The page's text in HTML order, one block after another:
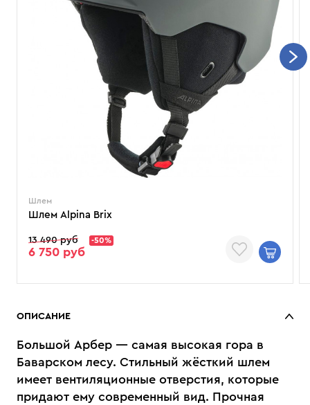
Шлем
Шлем Alpina Brix
13 490 руб -50%
6 750 руб
ОПИСАНИЕ
Большой Арбер — самая высокая гора в
Баварском лесу. Стильный жёсткий шлем
имеет вентиляционные отверстия, которые
придают ему современный вид. Прочная